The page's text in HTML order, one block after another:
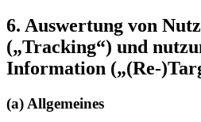
6. Auswertung von
(„Tracking“) und
Information („(Re-
(a) Allgemeines